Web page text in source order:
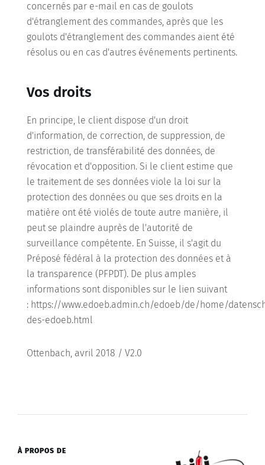
concernés par e-mail en cas de goulots
d'étranglement des commandes, après que les
goulots d'étranglement des commandes aient été
résolus ou en cas d'autres événements pertinents.
Vos droits
En principe, le client dispose d'un droit
d'information, de correction, de suppression, de
restriction, de transférabilité des données, de
révocation et d'opposition. Si le client estime que
le traitement de ses données viole la loi sur la
protection des données ou que ses droits en la
matière ont été violés de toute autre manière, il
peut se plaindre auprès de l'autorité de
surveillance compétente. En Suisse, il s'agit du
Préposé fédéral à la protection des données et à
la transparence (PFPDT). De plus amples
informations sont disponibles sur le lien suivant
: https://www.edoeb.admin.ch/edoeb/de/home/
des-edoeb.html
Ottenbach, avril 2018 / V2.0
À PROPOS DE